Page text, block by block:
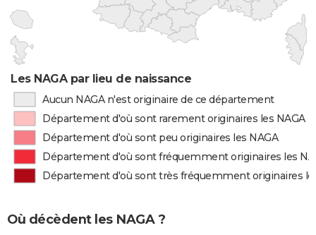
Les NAGA par lieu de naissance
Aucun NAGA n'est originaire de ce département
Département d'où sont rarement originaires les NAGA
Département d'où sont peu originaires les NAGA
Département d'où sont fréquemment originaires les
Département d'où sont très fréquemment originaires
Où décèdent les NAGA ?